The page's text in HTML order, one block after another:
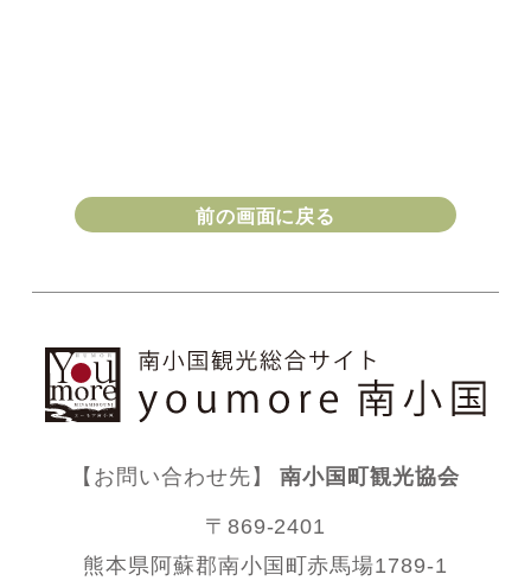
前の画面に戻る
【お問い合わせ先】南小国町観光協会
〒869-2401
熊本県阿蘇郡南小国町赤馬場1789-1